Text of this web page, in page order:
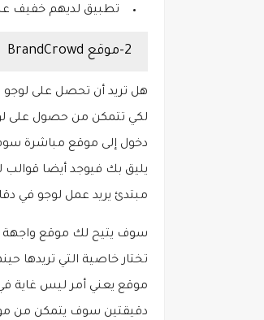
تطبيق لديهم خفيف
2-موقع BrandCrowd
دخول إلى موقع مباشرة
يليق بك فيوجد أيضا
مبتدئ يريد عمل لوجو في
سوف يتيح لك موقع
تختار خاصية التي تريدها
موقع يعني أمر ليس
دقيقتين سوف يتمكن من